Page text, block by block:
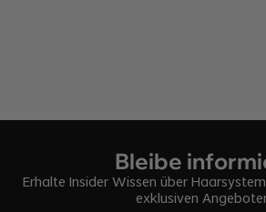
Bleibe
Erhalte Insider Wissen über
exklusiven